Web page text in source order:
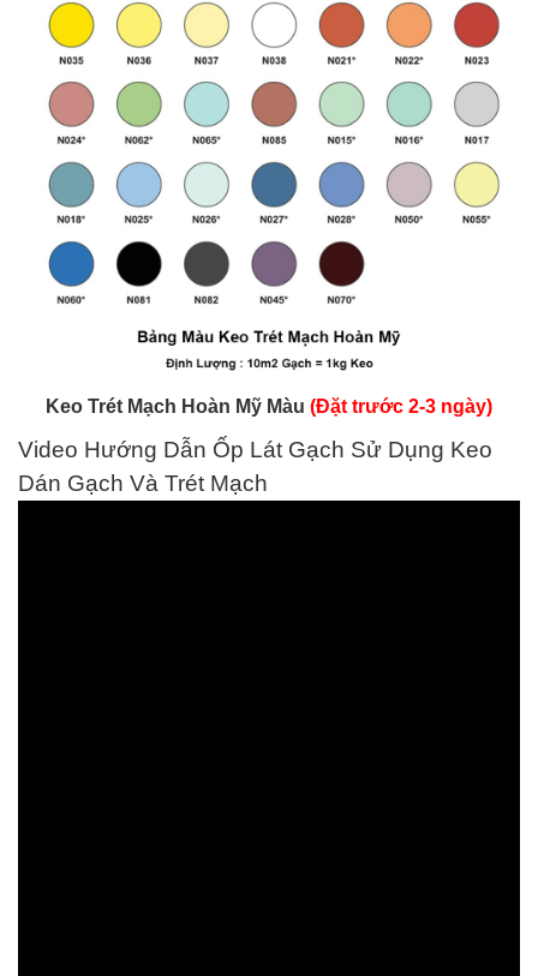
Keo Trét Mạch Hoàn Mỹ Màu (Đặt trước 2-3 ngày)
Video Hướng Dẫn Ốp Lát Gạch Sử Dụng Keo
Dán Gạch Và Trét Mạch